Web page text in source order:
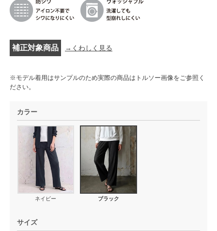
補正対象商品 →くわしく見る
※モデル着用はサンプルのため実際の商品はトルソー画像をご参照く
ださい。
カラー
ネイビー ブラック
サイズ